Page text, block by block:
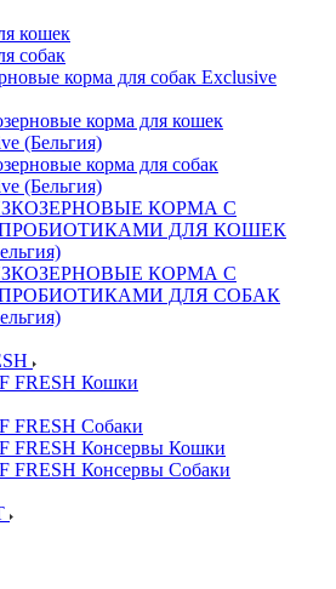
кошек
собак
корма для собак Exclusive
корма для кошек
(Бельгия)
корма для собак
(Бельгия)
КОРМА С
ДЛЯ КОШЕК
КОРМА С
ДЛЯ СОБАК
FRESH Кошки
FRESH Собаки
FRESH Консервы Кошки
FRESH Консервы Собаки